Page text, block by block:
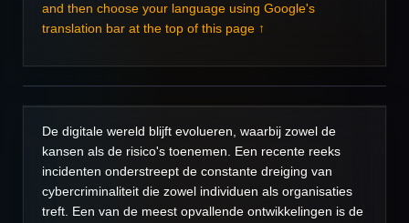
and then choose your language using Google's
translation bar at the top of this page ↑
De digitale wereld blijft evolueren, waarbij zowel de
kansen als de risico's toenemen. Een recente reeks
incidenten onderstreept de constante dreiging van
cybercriminaliteit die zowel individuen als organisaties
treft. Een van de meest opvallende ontwikkelingen is de